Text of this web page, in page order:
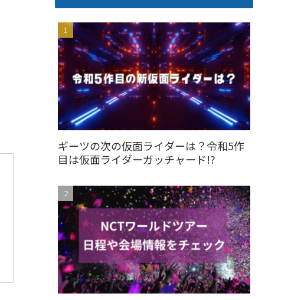
ギーツの次の仮面ライダーは？令和5作
目は仮面ライダーガッチャード!?